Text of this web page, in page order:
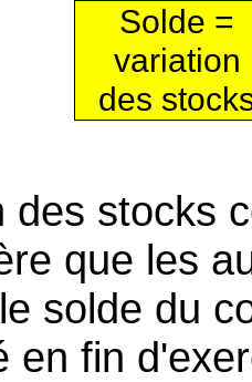
Solde =
variation
des
des stocks
que les
solde du
en fin